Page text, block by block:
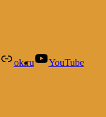
ok.ru YouTube